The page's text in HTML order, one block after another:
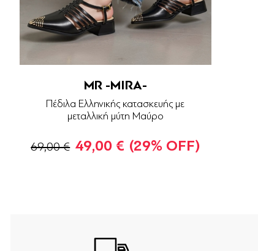
MR -MIRA-
Πέδιλα Ελληνικής κατασκευής με
μεταλλική μύτη Μαύρο
69,00 € 49,00 € (29% OFF)